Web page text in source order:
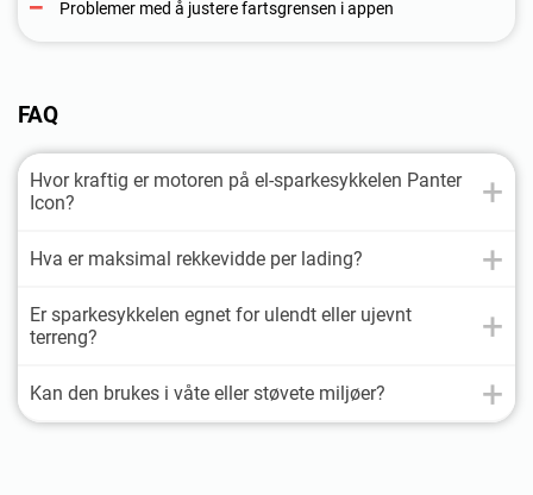
Problemer med å justere fartsgrensen i appen
FAQ
Hvor kraftig er motoren på el-sparkesykkelen Panter
Icon?
Hva er maksimal rekkevidde per lading?
Er sparkesykkelen egnet for ulendt eller ujevnt
terreng?
Kan den brukes i våte eller støvete miljøer?